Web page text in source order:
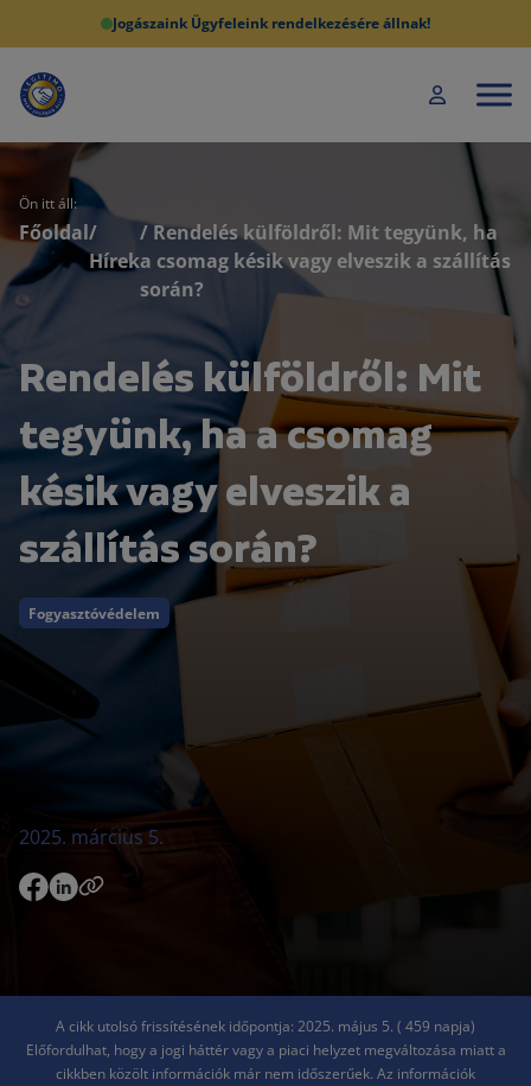
Jogászaink Ügyfeleink rendelkezésére állnak!
Ön itt áll:
Főoldal/
Hírek
/ Rendelés külföldről: Mit tegyünk, ha
a csomag késik vagy elveszik a szállítás
során?
Rendelés külföldről: Mit
tegyünk, ha a csomag
késik vagy elveszik a
szállítás során?
Fogyasztóvédelem
2025. március 5.
A cikk utolsó frissítésének időpontja: 2025. május 5. ( 459 napja)
Előfordulhat, hogy a jogi háttér vagy a piaci helyzet megváltozása miatt a
cikkben közölt információk már nem időszerűek. Az információk